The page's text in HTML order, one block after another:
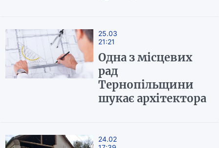
25.03
21:21
Одна з місцевих
рад
Тернопільщини
шукає архітектора
24.02